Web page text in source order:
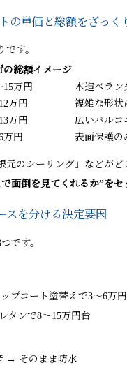
の単価と総額をざっく
す。
の総額イメージ
15万円
木造ベラン
万円
複雑な形状
万円
広いバルコ
万円 表面保護の
のシーリング」などがど
面倒を見てくれるか”をセ
スを分ける決定要因
です。
プコート塗替えで3〜6万
タンで8〜15万円台
→ そのまま防水